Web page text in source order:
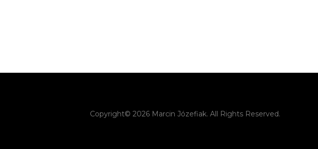
Copyright© 2026 Marcin Józefiak. All Rights Reserved.